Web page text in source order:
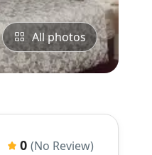
All photos
0 (No Review)